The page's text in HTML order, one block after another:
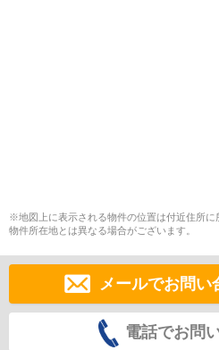
※地図上に表示される物件の位置は付近住所
物件所在地とは異なる場合がございます。
メールでお問い
電話でお問